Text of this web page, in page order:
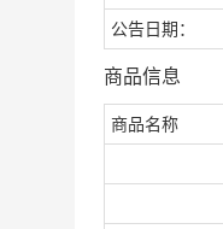
公告日期：
商品信息
商品名称